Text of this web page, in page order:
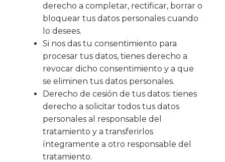
derecho a completar, rectificar, borrar o
bloquear tus datos personales cuando
lo desees.
Si nos das tu consentimiento para
procesar tus datos, tienes derecho a
revocar dicho consentimiento y a que
se eliminen tus datos personales.
Derecho de cesión de tus datos: tienes
derecho a solicitar todos tus datos
personales al responsable del
tratamiento y a transferirlos
íntegramente a otro responsable del
tratamiento.